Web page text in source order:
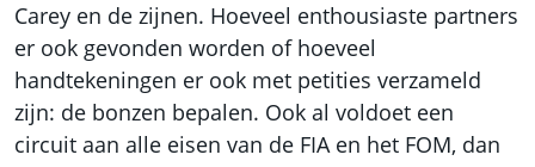
Carey en de zijnen. Hoeveel enthousiaste partners
er ook gevonden worden of hoeveel
handtekeningen er ook met petities verzameld
zijn: de bonzen bepalen. Ook al voldoet een
circuit aan alle eisen van de FIA en het FOM, dan